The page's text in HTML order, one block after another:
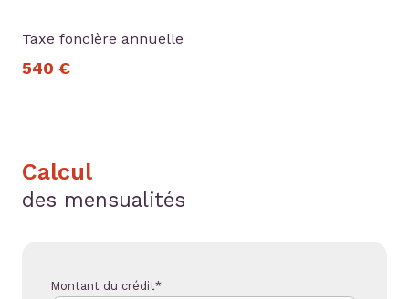
Taxe foncière annuelle
540 €
Calcul
des mensualités
Montant du crédit*